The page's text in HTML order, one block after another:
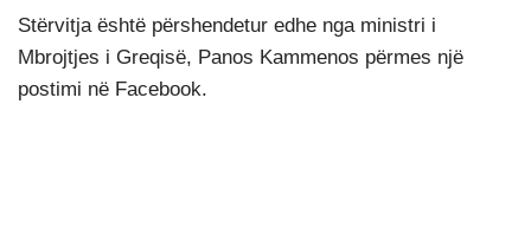
Stërvitja është përshendetur edhe nga ministri i
Mbrojtjes i Greqisë, Panos Kammenos përmes një
postimi në Facebook.